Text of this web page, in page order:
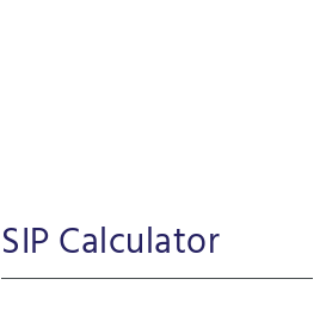
SIP Calculator